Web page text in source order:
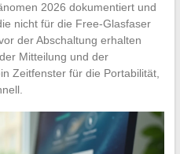
2026 dokumentiert und
nicht für die Free-Glasfaser
der Abschaltung erhalten
Mitteilung und der
Zeitfenster für die Portabilität,